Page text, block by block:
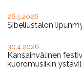
26.5.2026
Sibeliustalon
30.4.2026
Kansainvälinen
kuoromusiikin